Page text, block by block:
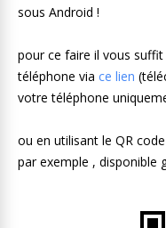
sous Android !
pour ce faire il vous suffit
téléphone via ce lien
votre téléphone
ou en utilisant le QR
par exemple , disponible